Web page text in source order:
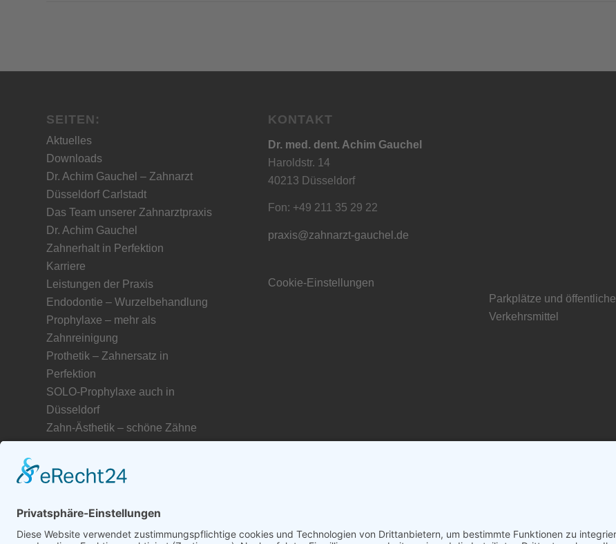
SEITEN:
Aktuelles
Downloads
Dr. Achim Gauchel – Zahnarzt
Düsseldorf Carlstadt
Das Team unserer Zahnarztpraxis
Dr. Achim Gauchel
Zahnerhalt in Perfektion
Karriere
Leistungen der Praxis
Endodontie – Wurzelbehandlung
Prophylaxe – mehr als
Zahnreinigung
Prothetik – Zahnersatz in
Perfektion
SOLO-Prophylaxe auch in
Düsseldorf
Zahn-Ästhetik – schöne Zähne
Zahnarztpraxis
Zahnmedizinisches Glossar A–Z
Abdruckmasse
KONTAKT
Dr. med. dent. Achim Gauchel
Haroldstr. 14
40213 Düsseldorf
Fon: +49 211 35 29 22
praxis@zahnarzt-gauchel.de
Cookie-Einstellungen
Parkplätze und öffentliche
Verkehrsmittel